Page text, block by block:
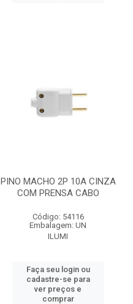
PINO MACHO 2P 10A CINZA
COM PRENSA CABO
Código: 54116
Embalagem: UN
ILUMI
Faça seu login ou
cadastre-se para
ver preços e
comprar